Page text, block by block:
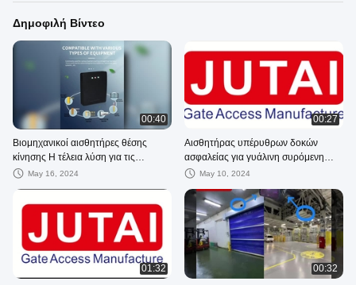
Δημοφιλή Βίντεο
00:40
Βιομηχανικοί αισθητήρες θέσης
κίνησης Η τέλεια λύση για τις
ανάγκες αυτοματισμού σας
May 16, 2024
00:27
Αισθητήρας υπέρυθρων δοκών
ασφαλείας για γυάλινη συρόμενη
πόρτα με εμβέλεια ανίχνευσης 10
May 10, 2024
01:32 00:32